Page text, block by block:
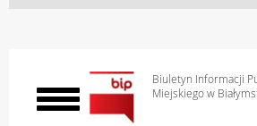
Biuletyn Informacji
Miejskiego w
Włącz
menu